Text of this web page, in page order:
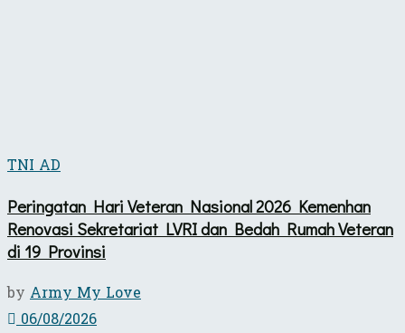
TNI AD
Peringatan Hari Veteran Nasional 2026 Kemenhan
Renovasi Sekretariat LVRI dan Bedah Rumah Veteran
di 19 Provinsi
by Army My Love
06/08/2026